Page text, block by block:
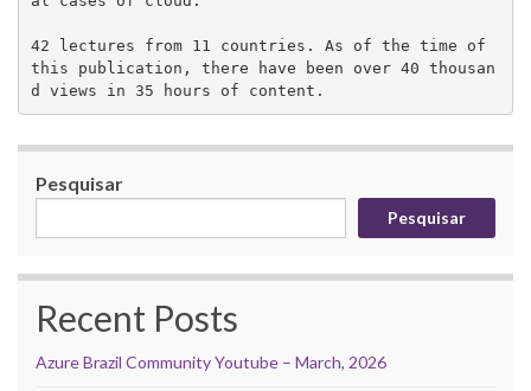
42 lectures from 11 countries. As of the time of
this publication, there have been over 40 thousan
d views in 35 hours of content.
Pesquisar
Pesquisar
Recent Posts
Azure Brazil Community Youtube – March, 2026